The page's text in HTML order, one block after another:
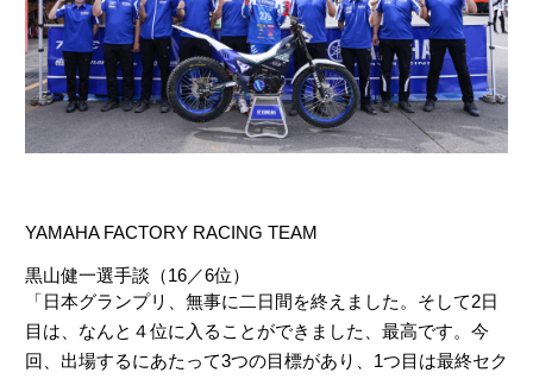
YAMAHA FACTORY RACING TEAM
黒山健一選手談（16／6位）
「日本グランプリ、無事に二日間を終えました。そして2日
目は、なんと４位に入ることができました、最高です。今
回、出場するにあたって3つの目標があり、1つ目は最終セク